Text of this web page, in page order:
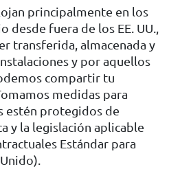
principalmente en los
desde fuera de los EE. UU.,
transferida, almacenada y
y por aquellos
compartir tu
medidas para
estén protegidos de
y la legislación aplicable
Estándar para